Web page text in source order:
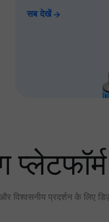
सब देखें
विश्वसनीय प्रदर्शन के लिए